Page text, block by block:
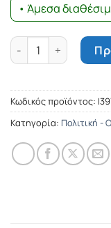
• Άμεσα
Ποια Ευρώπη;
Κωδικός προϊόντος:
Κατηγορία: Πολιτική -